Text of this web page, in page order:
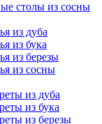
столы из сосны
из дуба
из бука
из березы
из сосны
из дуба
из бука
из березы